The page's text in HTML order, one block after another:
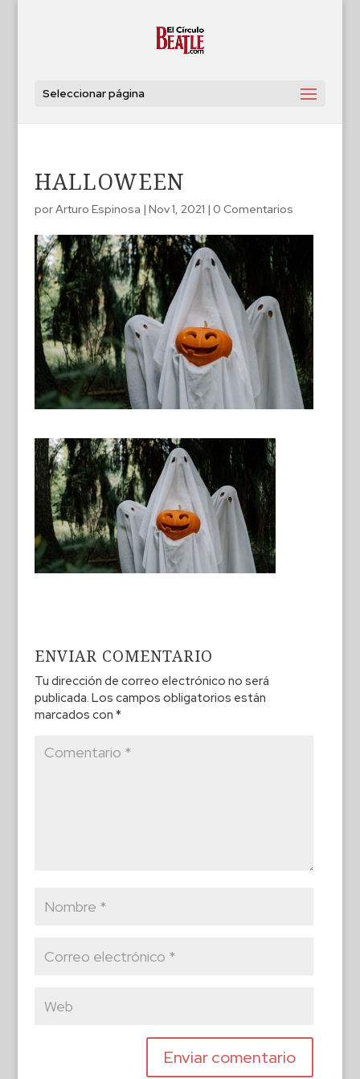
Seleccionar página
HALLOWEEN
porArturo Espinosa | Nov 1, 2021 | 0 Comentarios
ENVIAR COMENTARIO
Tu dirección de correo electrónico no será
publicada. Los campos obligatorios están
marcados con *